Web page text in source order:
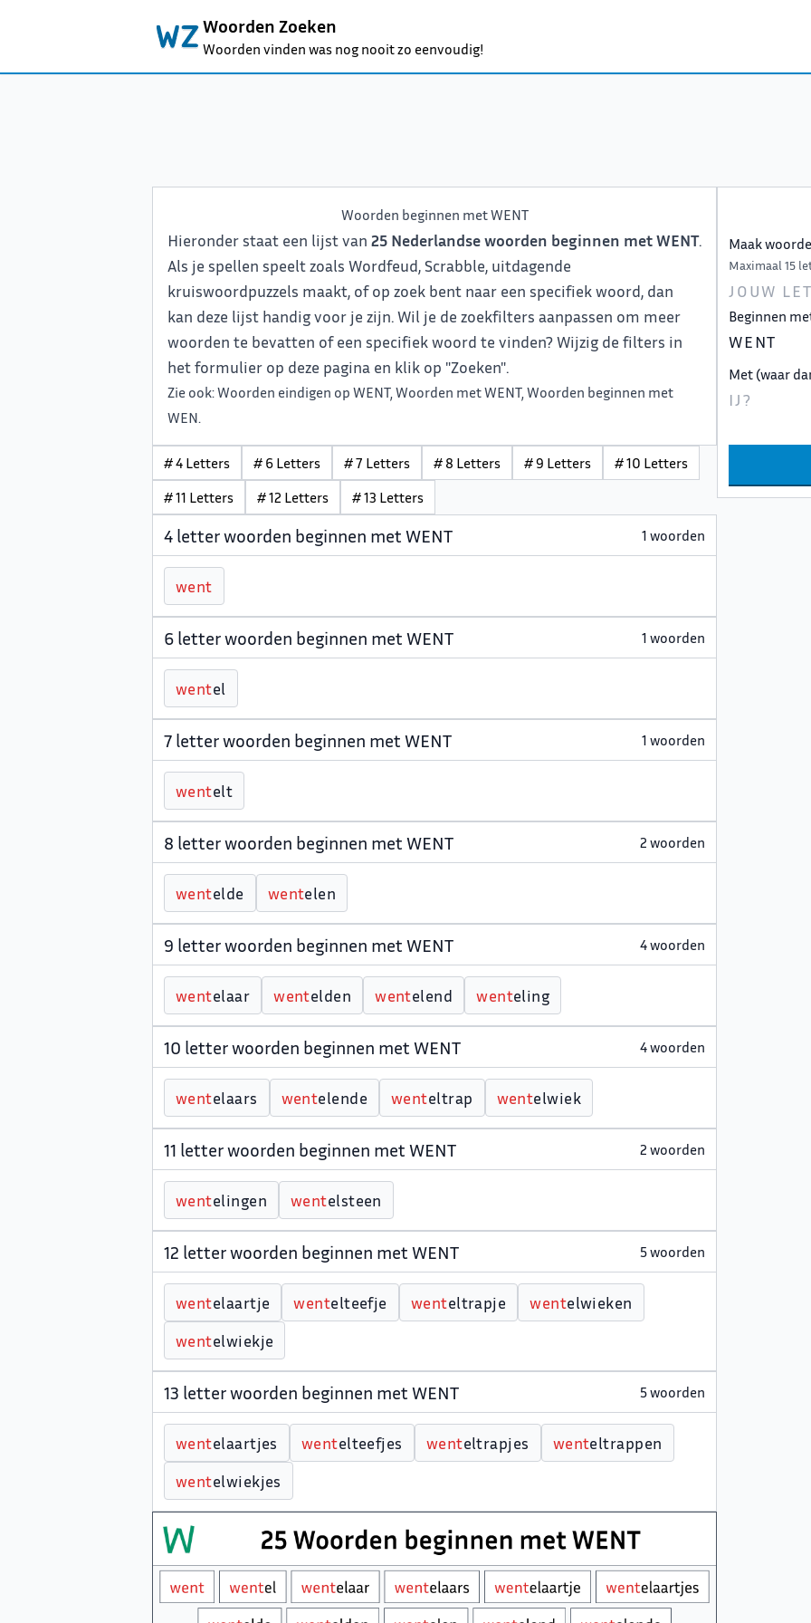
Woorden Zoeken
Woorden vinden was nog nooit zo eenvoudig!
Woorden beginnen met WENT
Hieronder staat een lijst van 25 Nederlandse woorden beginnen met WENT.
Als je spellen speelt zoals Wordfeud, Scrabble, uitdagende
kruiswoordpuzzels maakt, of op zoek bent naar een specifiek woord, dan
kan deze lijst handig voor je zijn. Wil je de zoekfilters aanpassen om meer
woorden te bevatten of een specifiek woord te vinden? Wijzig de filters in
het formulier op deze pagina en klik op "Zoeken".
Zie ook:Woorden eindigen op WENT,Woorden met WENT,Woorden beginnen met
WEN.
# 4 Letters # 6 Letters # 7 Letters # 8 Letters # 9 Letters
# 10 Letters
# 11 Letters
# 12 Letters # 13 Letters
4 letter woorden beginnen met WENT 1 woorden
went
6 letter woorden beginnen met WENT 1 woorden
wentel
7 letter woorden beginnen met WENT 1 woorden
wentelt
8 letter woorden beginnen met WENT 2 woorden
wentelde wentelen
9 letter woorden beginnen met WENT 4 woorden
wentelaar wentelden wentelend wenteling
10 letter woorden beginnen met WENT 4 woorden
wentelaars wentelende wenteltrap wentelwiek
11 letter woorden beginnen met WENT 2 woorden
wentelingen wentelsteen
12 letter woorden beginnen met WENT 5 woorden
wentelaartje wentelteefje wenteltrapje wentelwieken
wentelwiekje
13 letter woorden beginnen met WENT 5 woorden
wentelaartjes wentelteefjes wenteltrapjes wenteltrappen
wentelwiekjes
Maak
Maximaal 15
Beginnen
Met (waar